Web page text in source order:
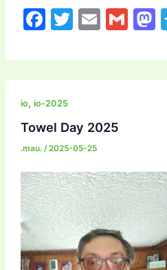
F
c
e
b
o
o
k
T
itt
er
E
ai
l
G
ai
l
io, io-2025
Towel Day 2025
.mau. /2025-05-25